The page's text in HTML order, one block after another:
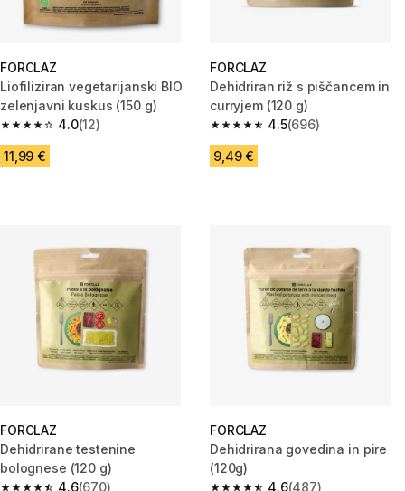
FORCLAZ
Liofiliziran vegetarijanski BIO
zelenjavni kuskus (150 g)
4.0
4.0 od 5 zvezdic from 12 ocene
(12)
11,99 €
FORCLAZ
Dehidriran riž s piščancem in
curryjem (120 g)
4.5
4.5 od 5 zvezdic from 696
(696)
9,49 €
FORCLAZ
Dehidrirane testenine
bolognese (120 g)
4.6(670)
FORCLAZ
Dehidrirana govedina in pire
(120g)
4.6(487)